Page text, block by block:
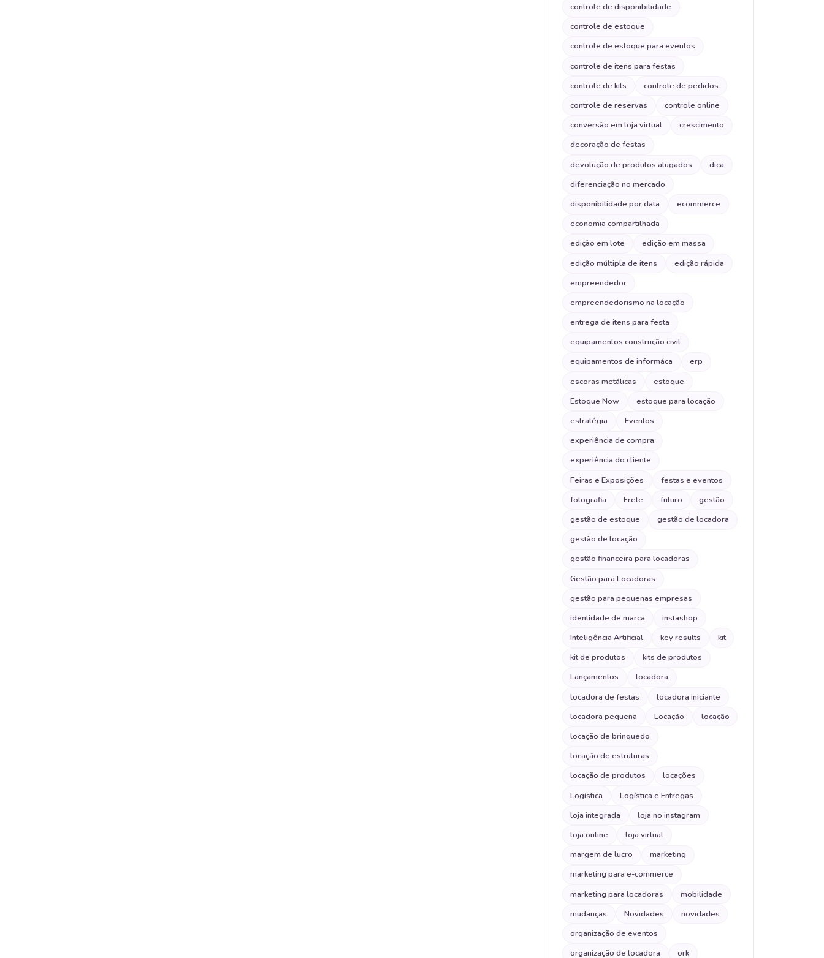
controle de disponibilidade
controle de estoque
controle de estoque para eventos
controle de itens para festas
controle de kits
controle de pedidos
controle de reservas
controle online
conversão em loja virtual
crescimento
decoração de festas
devolução de produtos alugados
dica
diferenciação no mercado
disponibilidade por data
ecommerce
economia compartilhada
edição em lote
edição em massa
edição múltipla de itens
edição rápida
empreendedor
empreendedorismo na locação
entrega de itens para festa
equipamentos construção civil
equipamentos de informáca
erp
escoras metálicas
estoque
Estoque Now
estoque para locação
estratégia
Eventos
experiência de compra
experiência do cliente
Feiras e Exposições
festas e eventos
fotografia
Frete futuro
gestão
gestão de estoque
gestão de locadora
gestão de locação
gestão financeira para locadoras
Gestão para Locadoras
gestão para pequenas empresas
identidade de marca
instashop
Inteligência Artificial
key results
kit
kit de produtos
kits de produtos
Lançamentos
locadora
locadora de festas
locadora iniciante
locadora pequena
Locação
locação
locação de brinquedo
locação de estruturas
locação de produtos
locações
Logística
Logística e Entregas
loja integrada
loja no instagram
loja online
loja virtual
margem de lucro
marketing
marketing para e-commerce
marketing para locadoras
mobilidade
mudanças
Novidades
novidades
organização de eventos
organização de locadora
ork